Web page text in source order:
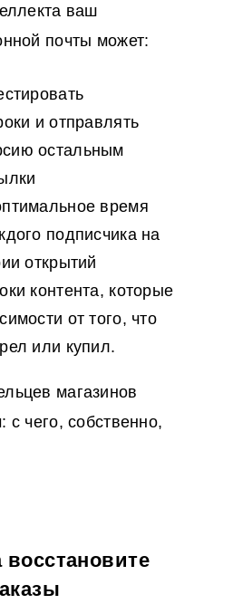
ваш
почты может:
и отправлять
остальным
время
подписчика на
открытий
контента, которые
от того, что
или купил.
магазинов
чего, собственно,